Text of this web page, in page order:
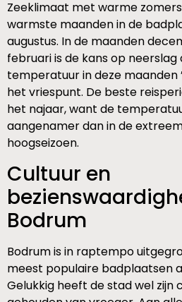
Zeeklimaat met warme
warmste maanden in de
augustus. In de maanden
februari is de kans op
temperatuur in deze maanden
het vriespunt. De beste
het najaar, want de
aangenamer dan in de
hoogseizoen.
Cultuur en
Bodrum
Bodrum is in raptempo
meest populaire badplaatsen
Gelukkig heeft de stad wel zijn